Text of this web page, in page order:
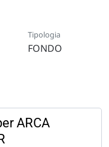
Tipologia
FONDO
ARCA